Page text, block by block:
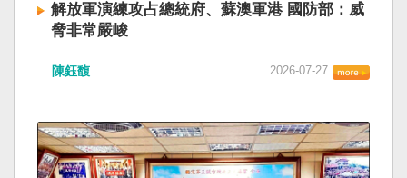
解放軍演練攻占總統府、蘇澳軍港 國防部：威
脅非常嚴峻
陳鈺馥 2026-07-27